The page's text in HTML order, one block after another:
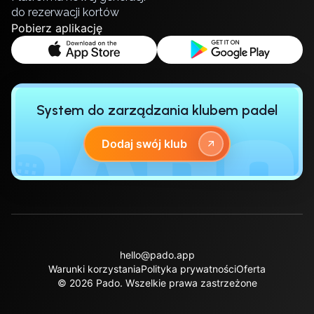
Poznan
Pruszcz Gdański
Pszczyna
Siedlce
Stalowa Wola
Szczecin
Turbia
Zielona Gora
do rezerwacji kortów
Pobierz aplikację
System do zarządzania klubem padel
Dodaj swój klub
© 2026 Pado. Wszelkie prawa zastrzeżone
hello@pado.app
Warunki korzystaniaPolityka prywatnościOferta